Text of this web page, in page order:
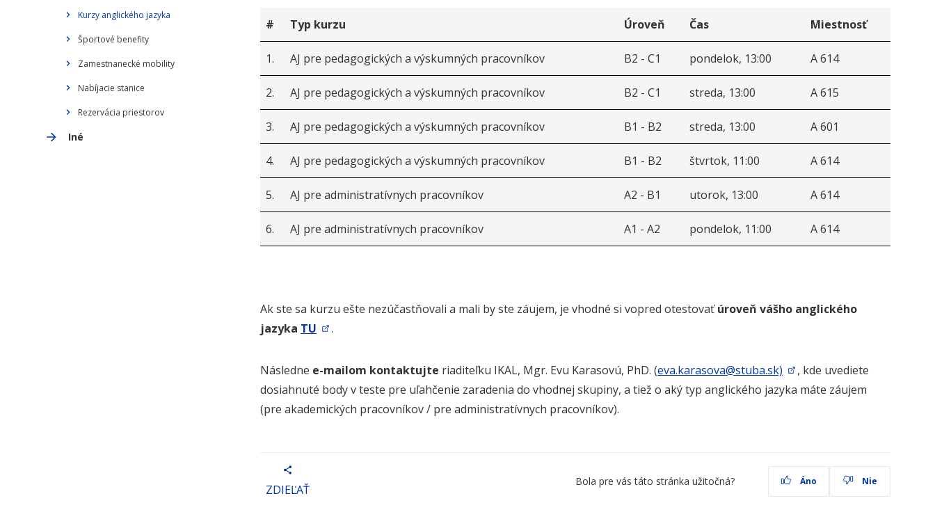
Kurzy anglického jazyka
Športové benefity
Zamestnanecké mobility
Nabíjacie stanice
Rezervácia priestorov
Iné
# Typ kurzu Úroveň Čas Miestnosť
1. AJ pre pedagogických a výskumných pracovníkov B2 - C1 pondelok, 13:00 A 614
2. AJ pre pedagogických a výskumných pracovníkov B2 - C1 streda, 13:00 A 615
3. AJ pre pedagogických a výskumných pracovníkov B1 - B2 streda, 13:00 A 601
4. AJ pre pedagogických a výskumných pracovníkov B1 - B2 štvrtok, 11:00 A 614
5. AJ pre administratívnych pracovníkov A2 - B1 utorok, 13:00 A 614
6. AJ pre administratívnych pracovníkov A1 - A2 pondelok, 11:00 A 614
Ak ste sa kurzu ešte nezúčastňovali a mali by ste záujem, je vhodné si vopred otestovaťúroveň vášho anglického
jazyka TU .
Následne e-mailom kontaktujte riaditeľku IKAL, Mgr. Evu Karasovú, PhD. (eva.karasova@stuba.sk)
, kde uvediete
dosiahnuté body v teste pre uľahčenie zaradenia do vhodnej skupiny, a tiež o aký typ anglického jazyka máte záujem
(pre akademických pracovníkov / pre administratívnych pracovníkov).
ZDIEĽAŤ
Bola pre vás táto stránka užitočná? Áno Nie